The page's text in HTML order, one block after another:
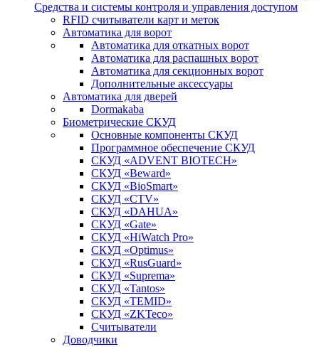
Средства и системы контроля и управления доступом
RFID считыватели карт и меток
Автоматика для ворот
Автоматика для откатных ворот
Автоматика для распашных ворот
Автоматика для секционных ворот
Дополнительные аксессуары
Автоматика для дверей
Dormakaba
Биометрические СКУД
Основные компоненты СКУД
Программное обеспечение СКУД
СКУД «ADVENT BIOTECH»
СКУД «Beward»
СКУД «BioSmart»
СКУД «CTV»
СКУД «DAHUA»
СКУД «Gate»
СКУД «HiWatch Pro»
СКУД «Optimus»
СКУД «RusGuard»
СКУД «Suprema»
СКУД «Tantos»
СКУД «TEMID»
СКУД «ZKTeco»
Считыватели
Доводчики